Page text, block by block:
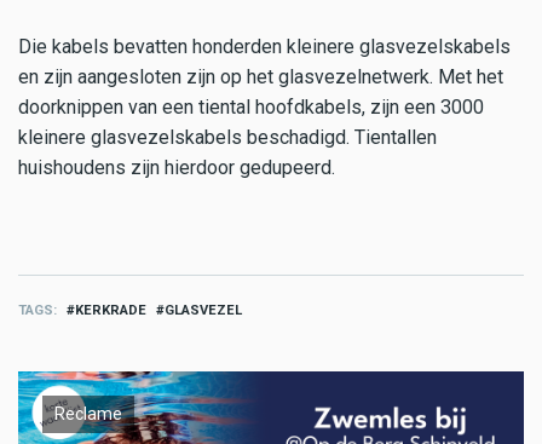
Die kabels bevatten honderden kleinere glasvezelskabels
en zijn aangesloten zijn op het glasvezelnetwerk. Met het
doorknippen van een tiental hoofdkabels, zijn een 3000
kleinere glasvezelskabels beschadigd. Tientallen
huishoudens zijn hierdoor gedupeerd.
TAGS KERKRADE GLASVEZEL
Reclame